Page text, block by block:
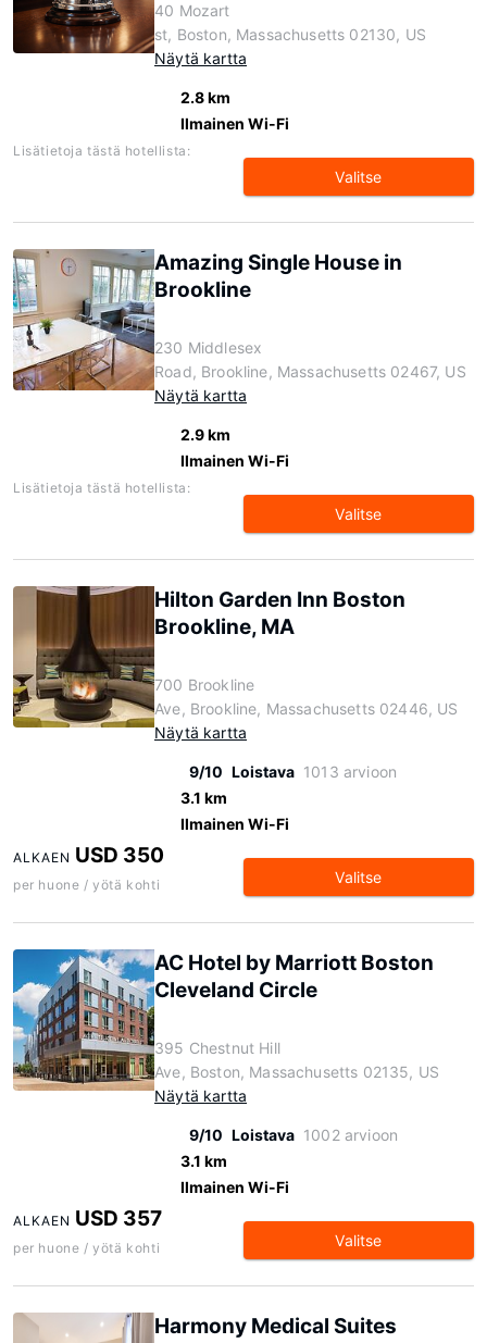
40 Mozart
st, Boston, Massachusetts 02130, US
Näytä kartta
2.8 km
Ilmainen Wi-Fi
Lisätietoja tästä hotellista:
Valitse
Amazing Single House in
Brookline
230 Middlesex
Road, Brookline, Massachusetts 02467, US
Näytä kartta
2.9 km
Ilmainen Wi-Fi
Lisätietoja tästä hotellista:
Valitse
Hilton Garden Inn Boston
Brookline, MA
700 Brookline
Ave, Brookline, Massachusetts 02446, US
Näytä kartta
9/10 Loistava 1013 arvioon
3.1 km
Ilmainen Wi-Fi
ALKAEN USD 350
per huone / yötä kohti Valitse
AC Hotel by Marriott Boston
Cleveland Circle
395 Chestnut Hill
Ave, Boston, Massachusetts 02135, US
Näytä kartta
9/10 Loistava 1002 arvioon
3.1 km
Ilmainen Wi-Fi
ALKAEN USD 357
per huone / yötä kohti Valitse
Harmony Medical Suites